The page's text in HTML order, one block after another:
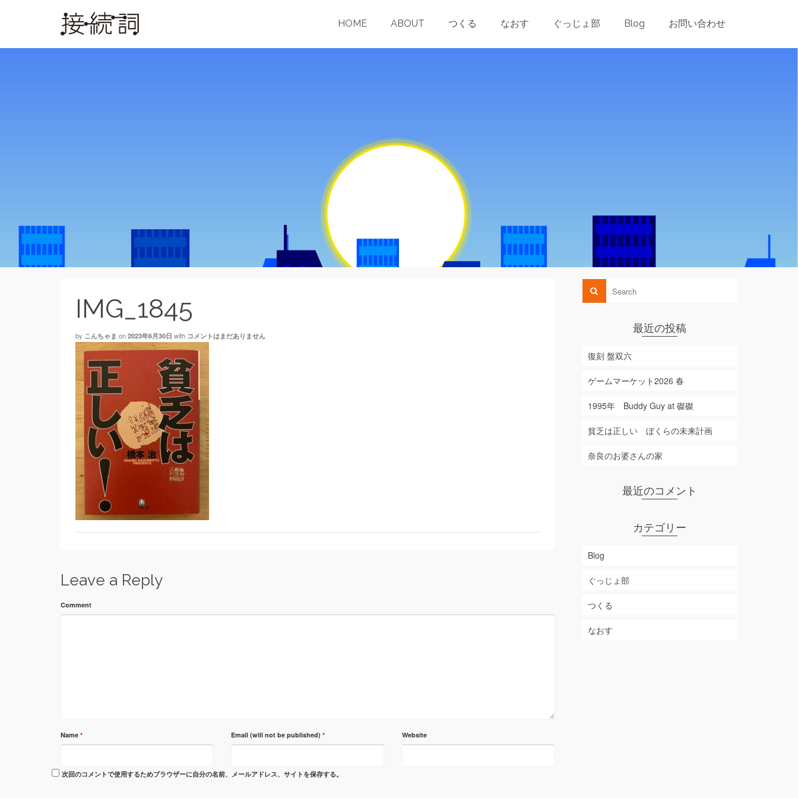
HOME ABOUT つくる なおす ぐっじょ部 Blog お問い合わせ
: Undefined array key 0 in/home/c8191760/public_html/conchama.com/wp-content/themes/pinnacle/templates/blog-post-header.php on line24
IMG_1845
by こんちゃま on 2023年6月30日 with コメントはまだありません
Leave a Reply
Comment
Name * Email (will not be published)* Website
次回のコメントで使用するためブラウザーに自分の名前、メールアドレス、サイトを保存する。
最近の投稿
復刻 盤双六
ゲームマーケット2026 春
1995年 Buddy Guy at 磔磔
貧乏は正しい ぼくらの未来計画
奈良のお婆さんの家
最近のコメント
カテゴリー
Blog
ぐっじょ部
つくる
なおす